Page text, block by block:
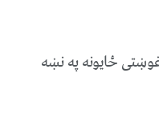
ځایونه په نښه